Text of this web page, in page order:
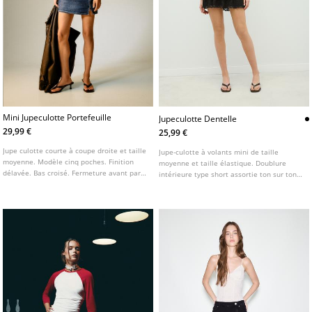
Mini Jupeculotte Portefeuille
29,99 €
Jupe culotte courte à coupe droite et taille
moyenne. Modèle cinq poches. Finition
délavée. Bas croisé. Fermeture avant par
Jupeculotte Dentelle
25,99 €
Jupe-culotte à volants mini de taille
moyenne et taille élastique. Doublure
intérieure type short assortie ton sur ton.